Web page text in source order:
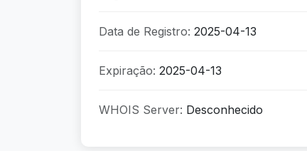
Data de Registro: 2025-04-13
Expiração: 2025-04-13
WHOIS Server: Desconhecido